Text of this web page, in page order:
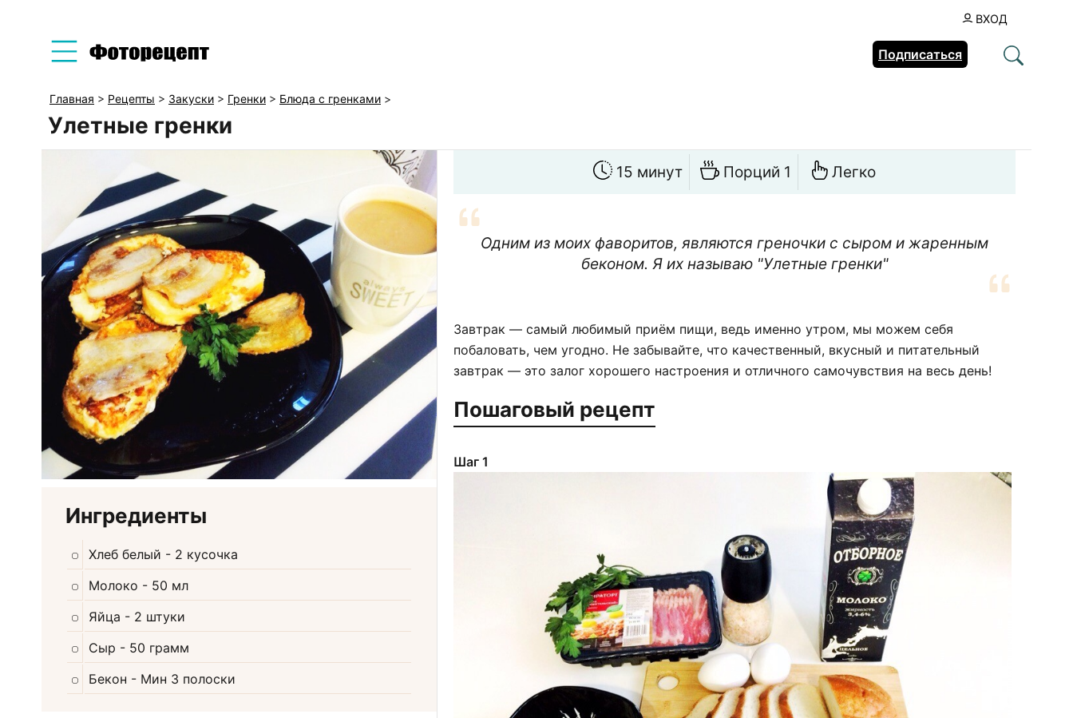
ВХОД
Подписаться
Главная > Рецепты > Закуски > Гренки > Блюда с гренками >
Улетные гренки
Ингредиенты
Хлеб белый - 2 кусочка
Молоко - 50 мл
Яйца - 2 штуки
Сыр - 50 грамм
Бекон - Мин 3 полоски
15 минут Порций 1 Легко
Одним из моих фаворитов, являются греночки с сыром и жаренным
беконом. Я их называю "Улетные гренки"
Завтрак — самый любимый приём пищи, ведь именно утром, мы можем себя
побаловать, чем угодно. Не забывайте, что качественный, вкусный и питательный
завтрак — это залог хорошего настроения и отличного самочувствия на весь день!
Пошаговый рецепт
Шаг 1